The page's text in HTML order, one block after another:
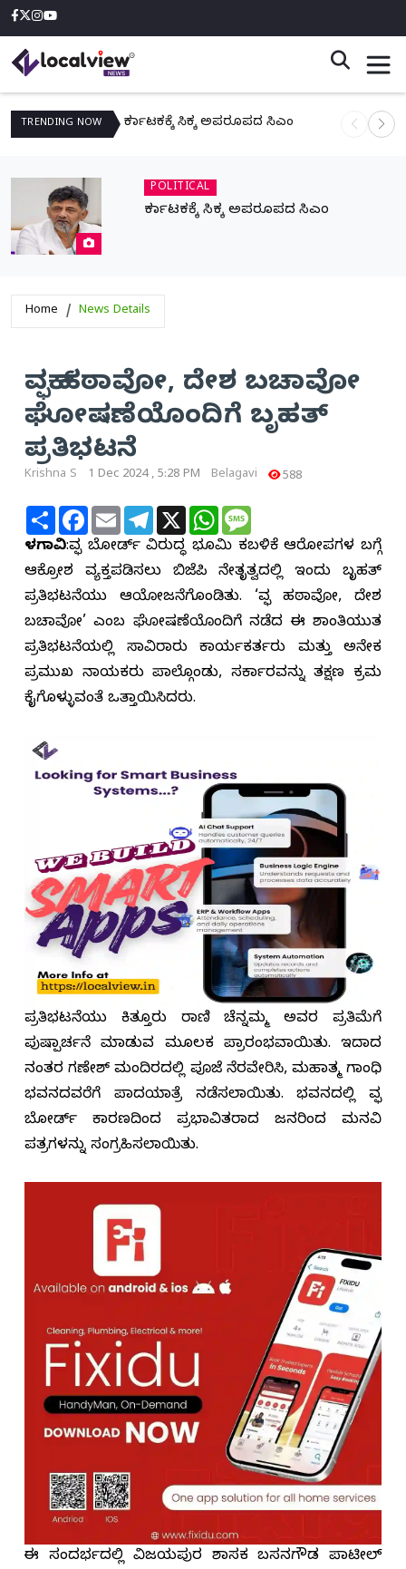
TRENDING NOW ಕರ್ನಾಟಕಕ್ಕೆ ಸಿಕ್ಕ ಅಪರೂಪದ ಸಿಎಂ ನಾಳೆ
POLITICAL
ಕರ್ನಾಟಕಕ್ಕೆ ಸಿಕ್ಕ ಅಪರೂಪದ ಸಿಎಂ
Home News Details
ವಕ್ಫ್ ಹಠಾವೋ, ದೇಶ ಬಚಾವೋ
ಘೋಷಣೆಯೊಂದಿಗೆ ಬೃಹತ್
ಪ್ರತಿಭಟನೆ
Krishna S 1 Dec 2024 , 5:28 PM Belagavi 588
ShareFacebook
Email Telegram
X WhatsApp
ಬೆಳಗಾವಿ:ವಕ್ಫ್ ಬೋರ್ಡ್ ವಿರುದ್ಧ ಭೂಮಿ ಕಬಳಿಕೆ ಆರೋಪಗಳ ಬಗ್ಗೆ
ಆಕ್ರೋಶ ವ್ಯಕ್ತಪಡಿಸಲು ಬಿಜೆಪಿ ನೇತೃತ್ವದಲ್ಲಿ ಇಂದು ಬೃಹತ್
ಪ್ರತಿಭಟನೆಯು ಆಯೋಜನೆಗೊಂಡಿತು. ‘ವಕ್ಫ್ ಹಠಾವೋ, ದೇಶ
ಬಚಾವೋ’ ಎಂಬ ಘೋಷಣೆಯೊಂದಿಗೆ ನಡೆದ ಈ ಶಾಂತಿಯುತ
ಪ್ರತಿಭಟನೆಯಲ್ಲಿ ಸಾವಿರಾರು ಕಾರ್ಯಕರ್ತರು ಮತ್ತು ಅನೇಕ
ಪ್ರಮುಖ ನಾಯಕರು ಪಾಲ್ಗೊಂಡು, ಸರ್ಕಾರವನ್ನು ತಕ್ಷಣ ಕ್ರಮ
ಕೈಗೊಳ್ಳುವಂತೆ ಒತ್ತಾಯಿಸಿದರು.
ಪ್ರತಿಭಟನೆಯು ಕಿತ್ತೂರು ರಾಣಿ ಚೆನ್ನಮ್ಮ ಅವರ ಪ್ರತಿಮೆಗೆ
ಪುಷ್ಪಾರ್ಚನೆ ಮಾಡುವ ಮೂಲಕ ಪ್ರಾರಂಭವಾಯಿತು. ಇದಾದ
ನಂತರ ಗಣೇಶ್ ಮಂದಿರದಲ್ಲಿ ಪೂಜೆ ನೆರವೇರಿಸಿ, ಮಹಾತ್ಮ ಗಾಂಧಿ
ಭವನದವರೆಗೆ ಪಾದಯಾತ್ರೆ ನಡೆಸಲಾಯಿತು. ಭವನದಲ್ಲಿ ವಕ್ಫ್
ಬೋರ್ಡ್‌ ಕಾರಣದಿಂದ ಪ್ರಭಾವಿತರಾದ ಜನರಿಂದ ಮನವಿ
ಪತ್ರಗಳನ್ನು ಸಂಗ್ರಹಿಸಲಾಯಿತು.
ಈ ಸಂದರ್ಭದಲ್ಲಿ ವಿಜಯಪುರ ಶಾಸಕ ಬಸನಗೌಡ ಪಾಟೀಲ್